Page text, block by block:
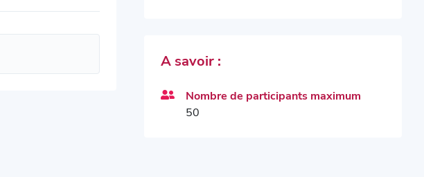
A savoir :
Nombre de participants maximum
50